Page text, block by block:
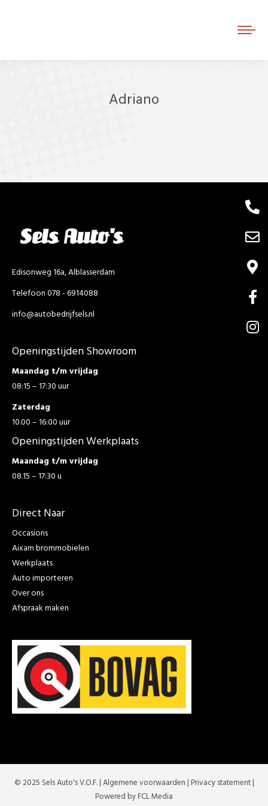
Adriano
Edisonweg 16a, Alblasserdam
Telefoon 078 - 6914088
info@autobedrijfsels.nl
Openingstijden Showroom
Maandag t/m vrijdag
08:15 – 17:30 uur
Zaterdag
10.00 – 16:00 uur
Openingstijden Werkplaats
Maandag t/m vrijdag
08.15 – 17:30 u
Direct Naar
Occasions
Aixam brommobielen
Werkplaats
Auto importeren
Over ons
Afspraak maken
© 2025 Sels Auto's V.O.F. |Algemene voorwaarden | Privacy statement|
Powered by FCL Media